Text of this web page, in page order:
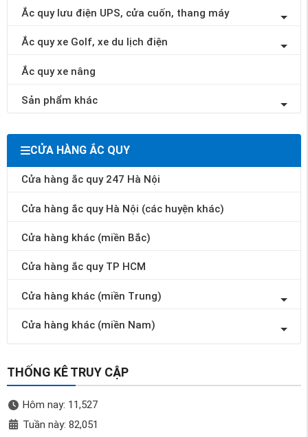
Ắc quy lưu điện UPS, cửa cuốn, thang máy
Ắc quy xe Golf, xe du lịch điện
Ắc quy xe nâng
Sản phẩm khác
CỬA HÀNG ẮC QUY
Cửa hàng ắc quy 247 Hà Nội
Cửa hàng ắc quy Hà Nội (các huyện khác)
Cửa hàng khác (miền Bắc)
Cửa hàng ắc quy TP HCM
Cửa hàng khác (miền Trung)
Cửa hàng khác (miền Nam)
THỐNG KÊ TRUY CẬP
Hôm nay: 11,527
Tuần này: 82,051